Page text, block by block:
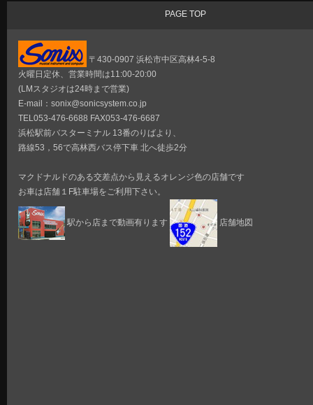
PAGE TOP
〒430-0907 浜松市中区高林4-5-8
火曜日定休、営業時間は11:00-20:00
(LMスタジオは24時まで営業)
E-mail：sonix@sonicsystem.co.jp
TEL053-476-6688 FAX053-476-6687
浜松駅前バスターミナル 13番のりばより、
路線53，56で高林西バス停下車 北へ徒歩2分
マクドナルドのある交差点から見えるオレンジ色の店舗です
お車は店舗１F駐車場をご利用下さい。
駅から店まで動画有ります 店舗地図